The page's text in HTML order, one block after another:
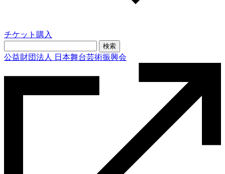
チケット購入
索:
公益財団法人 日本舞台芸術振興会